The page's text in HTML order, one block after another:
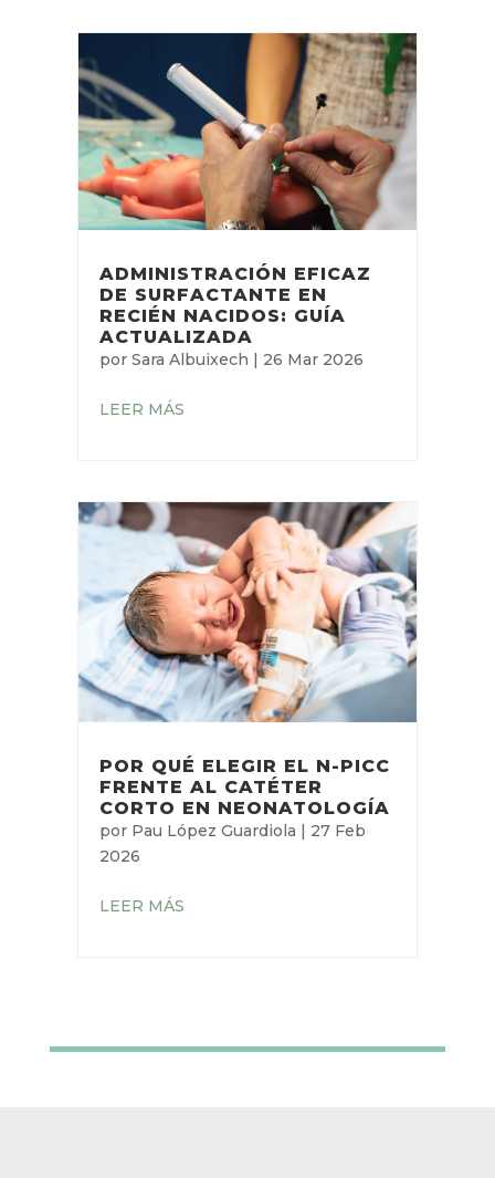
ADMINISTRACIÓN EFICAZ
DE SURFACTANTE EN
RECIÉN NACIDOS: GUÍA
ACTUALIZADA
por Sara Albuixech 26 Mar 2026
LEER MÁS
POR QUÉ ELEGIR EL N-PICC
FRENTE AL CATÉTER
CORTO EN NEONATOLOGÍA
por Pau López Guardiola
27 Feb
2026
LEER MÁS